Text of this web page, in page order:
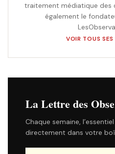
traitement médiatique des
également le
VOIR TOUS
La Lettre des
Chaque semaine,
directement dans votre